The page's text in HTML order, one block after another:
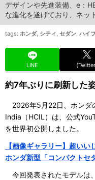
デザインや先進装備、e：
な進化を遂げており、ネッ
tags: ホンダ, シティ , セダン, ハイ
LINE
約7年ぶりに刷新した
2026年5月22日、ホンダ
India（HCIL）は、公式
を世界初公開しました。
【画像ギャラリー】超い
ホンダ新型「コンパクトセ
今回発表されたモデルは